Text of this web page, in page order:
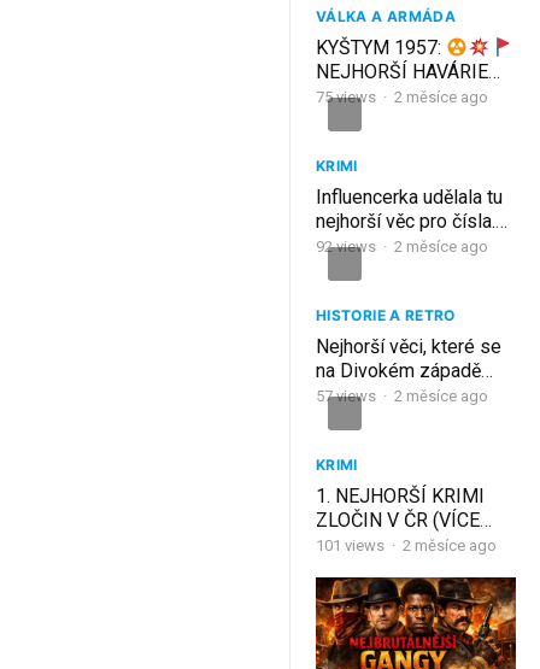
VÁLKA A ARMÁDA
KYŠTYM 1957:
NEJHORŠÍ HAVÁRIE
DO DOB ČERNOBYLU!
75views · 2 měsíce ago
KRIMI
Influencerka udělala tu
nejhorší věc pro čísla.
Případ Mackenzie
92views · 2 měsíce ago
HISTORIE A RETRO
Nejhorší věci, které se
na Divokém západě
opravdu děly… (filmy ti
57views · 2 měsíce ago
KRIMI
1. NEJHORŠÍ KRIMI
ZLOČIN V ČR (VÍCE
NEŽ 59 OBĚTÍ) –
KTERÉM JSTE NIKDY
NESLYŠELI
101 views · 2 měsíce ago